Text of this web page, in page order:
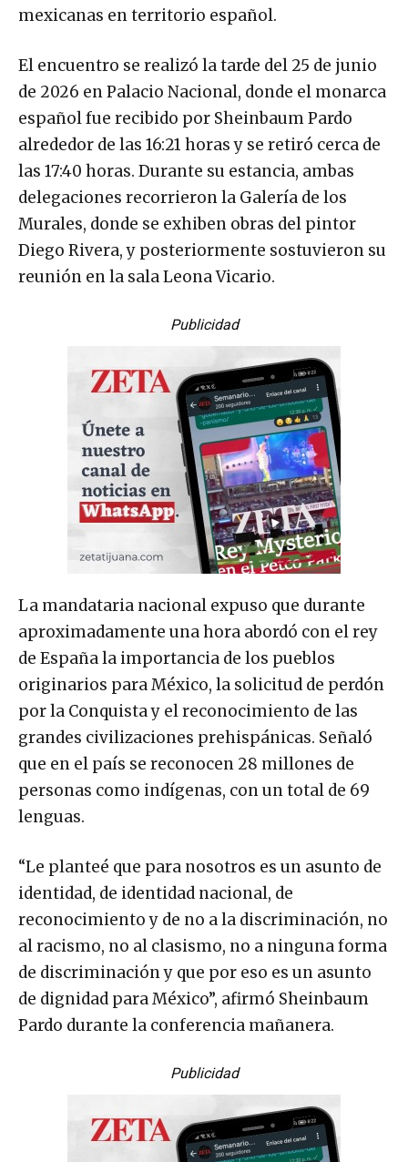
mexicanas en territorio español.
El encuentro se realizó la tarde del 25 de junio
de 2026 en Palacio Nacional, donde el monarca
español fue recibido por Sheinbaum Pardo
alrededor de las 16:21 horas y se retiró cerca de
las 17:40 horas. Durante su estancia, ambas
delegaciones recorrieron la Galería de los
Murales, donde se exhiben obras del pintor
Diego Rivera, y posteriormente sostuvieron su
reunión en la sala Leona Vicario.
Publicidad
La mandataria nacional expuso que durante
aproximadamente una hora abordó con el rey
de España la importancia de los pueblos
originarios para México, la solicitud de perdón
por la Conquista y el reconocimiento de las
grandes civilizaciones prehispánicas. Señaló
que en el país se reconocen 28 millones de
personas como indígenas, con un total de 69
lenguas.
“Le planteé que para nosotros es un asunto de
identidad, de identidad nacional, de
reconocimiento y de no a la discriminación, no
al racismo, no al clasismo, no a ninguna forma
de discriminación y que por eso es un asunto
de dignidad para México”, afirmó Sheinbaum
Pardo durante la conferencia mañanera.
Publicidad